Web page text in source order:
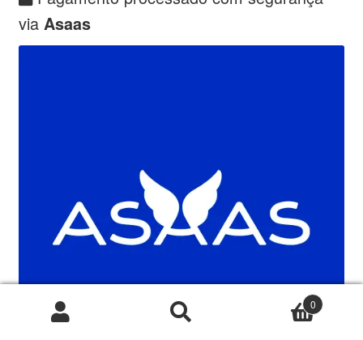
via Asaas
Pesquisar
Pesquisar
0